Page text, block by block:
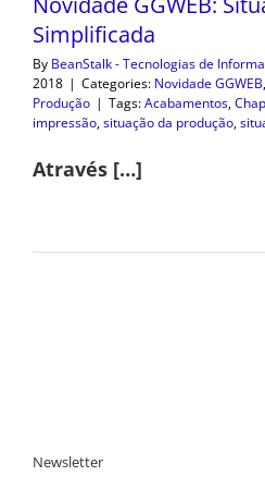
Simplificada
By BeanStalk - Tecnologias de
2018 | Categories: Novidade GGWEB,
Produção | Tags:Acabamentos,
impressão,situação da produção,
Através […]
Newsletter